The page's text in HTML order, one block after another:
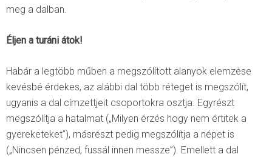
meg a dalban.
Éljen a turáni átok!
Habár a legtöbb műben a megszólított alanyok elemzése
kevésbé érdekes, az alábbi dal több réteget is megszólít,
ugyanis a dal címzettjeit csoportokra osztja. Egyrészt
megszólítja a hatalmat („Milyen érzés hogy nem értitek a
gyereketeket”), másrészt pedig megszólítja a népet is
(„Nincsen pénzed, fussál innen messze”). Emellett a dal